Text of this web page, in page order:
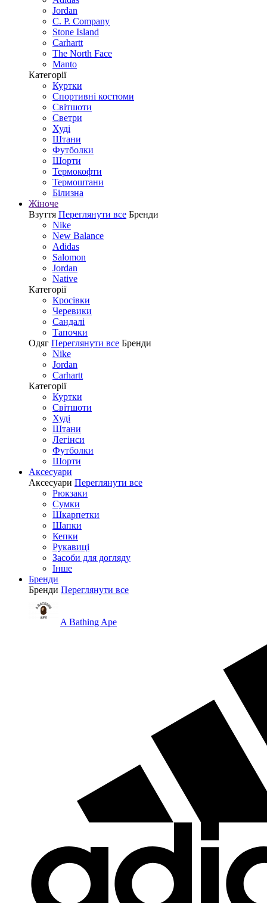
Jordan
C. P. Company
Stone Island
Carhartt
The North Face
Manto
Категорії
Куртки
Спортивні костюми
Світшоти
Светри
Худі
Штани
Футболки
Шорти
Термокофти
Термоштани
Білизна
Жіноче
Взуття Переглянути все Бренди
Nike
New Balance
Adidas
Salomon
Jordan
Native
Категорії
Кросівки
Черевики
Сандалі
Tапочки
Одяг Переглянути все Бренди
Nike
Jordan
Carhartt
Категорії
Куртки
Світшоти
Худі
Штани
Легінси
Футболки
Шорти
Аксесуари
Аксесуари Переглянути все
Рюкзаки
Сумки
Шкарпетки
Шапки
Кепки
Рукавиці
Засоби для догляду
Інше
Бренди
Бренди Переглянути все
A Bathing Ape